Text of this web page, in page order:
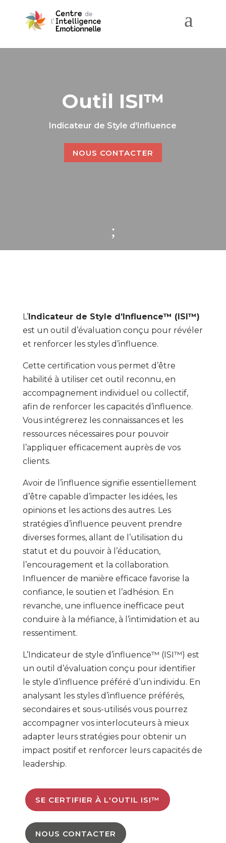
a
Outil ISI™
Indicateur de Style d'Influence
NOUS CONTACTER
;
L’Indicateur de Style d’Influence™ (ISI™)
est un outil d’évaluation conçu pour révéler
et renforcer les styles d’influence.
Cette certification vous permet d’être
habilité à utiliser cet outil reconnu, en
accompagnement individuel ou collectif,
afin de renforcer les capacités d’influence.
Vous intégrerez les connaissances et les
ressources nécessaires pour pouvoir
l’appliquer efficacement auprès de vos
clients.
Avoir de l’influence signifie essentiellement
d’être capable d’impacter les idées, les
opinions et les actions des autres. Les
stratégies d’influence peuvent prendre
diverses formes, allant de l’utilisation du
statut et du pouvoir à l’éducation,
l’encouragement et la collaboration.
Influencer de manière efficace favorise la
confiance, le soutien et l’adhésion. En
revanche, une influence inefficace peut
conduire à la méfiance, à l’intimidation et au
ressentiment.
L’Indicateur de style d’influence™ (ISI™) est
un outil d’évaluation conçu pour identifier
le style d’influence préféré d’un individu. En
analysant les styles d’influence préférés,
secondaires et sous-utilisés vous pourrez
accompagner vos interlocuteurs à mieux
adapter leurs stratégies pour obtenir un
impact positif et renforcer leurs capacités de
leadership.
SE CERTIFIER À L'OUTIL ISI™
NOUS CONTACTER